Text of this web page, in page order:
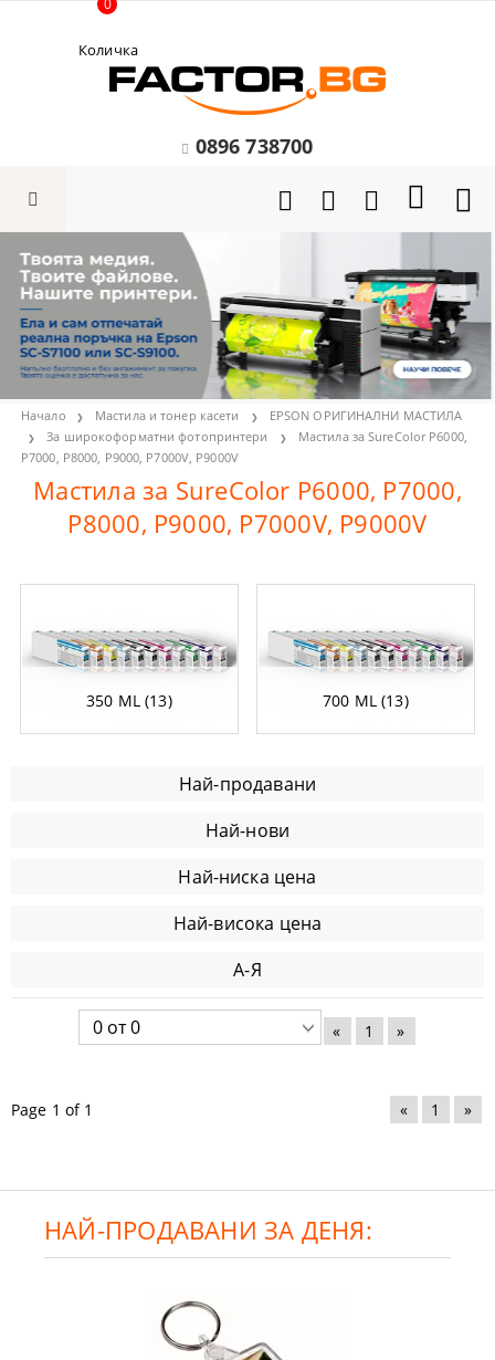
Количка
0
0896 738700
Начало Мастила и тонер касети
EPSON ОРИГИНАЛНИ МАСТИЛА
За широкоформатни фотопринтери
Мастила за SureColor P6000,
P7000, P8000, P9000, P7000V, P9000V
Мастила за SureColor P6000, P7000,
P8000, P9000, P7000V, P9000V
350 ML (13) 700 ML (13)
Най-продавани
Най-нови
Най-ниска цена
Най-висока цена
А-Я
« 1 »
Page 1 of 1 « 1 »
НАЙ-ПРОДАВАНИ ЗА ДЕНЯ: